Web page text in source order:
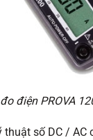
điện PROVA
thuật số DC / AC